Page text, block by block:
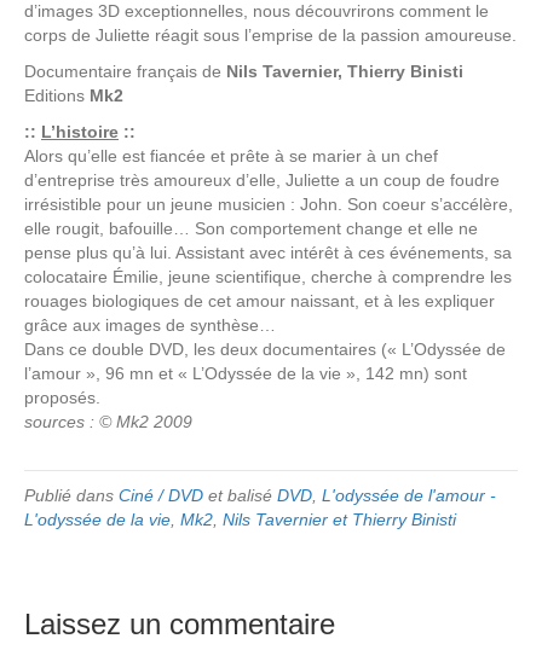
d’images 3D exceptionnelles, nous découvrirons comment le
corps de Juliette réagit sous l’emprise de la passion amoureuse.
Documentaire français de Nils Tavernier, Thierry Binisti
Editions Mk2
:: L’histoire ::
Alors qu’elle est fiancée et prête à se marier à un chef
d’entreprise très amoureux d’elle, Juliette a un coup de foudre
irrésistible pour un jeune musicien : John. Son coeur s’accélère,
elle rougit, bafouille… Son comportement change et elle ne
pense plus qu’à lui. Assistant avec intérêt à ces événements, sa
colocataire Émilie, jeune scientifique, cherche à comprendre les
rouages biologiques de cet amour naissant, et à les expliquer
grâce aux images de synthèse…
Dans ce double DVD, les deux documentaires (« L’Odyssée de
l’amour », 96 mn et « L’Odyssée de la vie », 142 mn) sont
proposés.
sources : © Mk2 2009
Publié dans Ciné / DVD et balisé DVD, L'odyssée de l'amour -
L'odyssée de la vie, Mk2, Nils Tavernier et Thierry Binisti
Laissez un commentaire